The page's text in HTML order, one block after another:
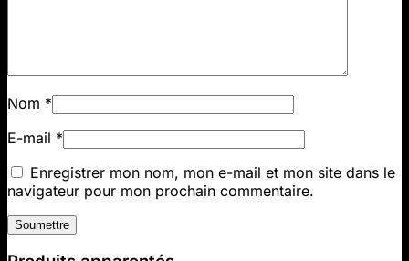
Nom *
E-mail *
Enregistrer mon nom, mon e-mail et mon site dans le
navigateur pour mon prochain commentaire.